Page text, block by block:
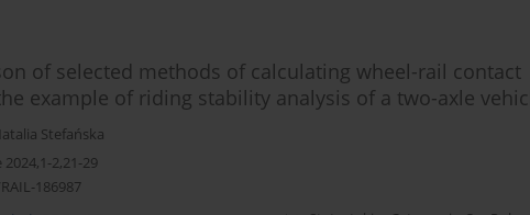
of selected methods of calculating wheel-rail contact
example of riding stability analysis of a two-axle
Stefańska
2,21-29
186987